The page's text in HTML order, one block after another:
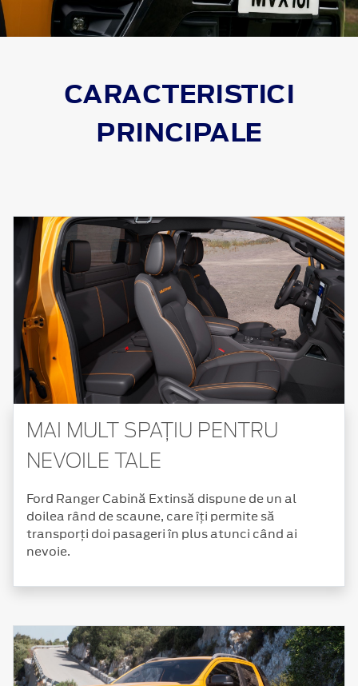
CARACTERISTICI
PRINCIPALE
MAI MULT SPAȚIU PENTRU
NEVOILE TALE
Ford Ranger Cabină Extinsă dispune de un al
doilea rând de scaune, care îți permite să
transporți doi pasageri în plus atunci când ai
nevoie.